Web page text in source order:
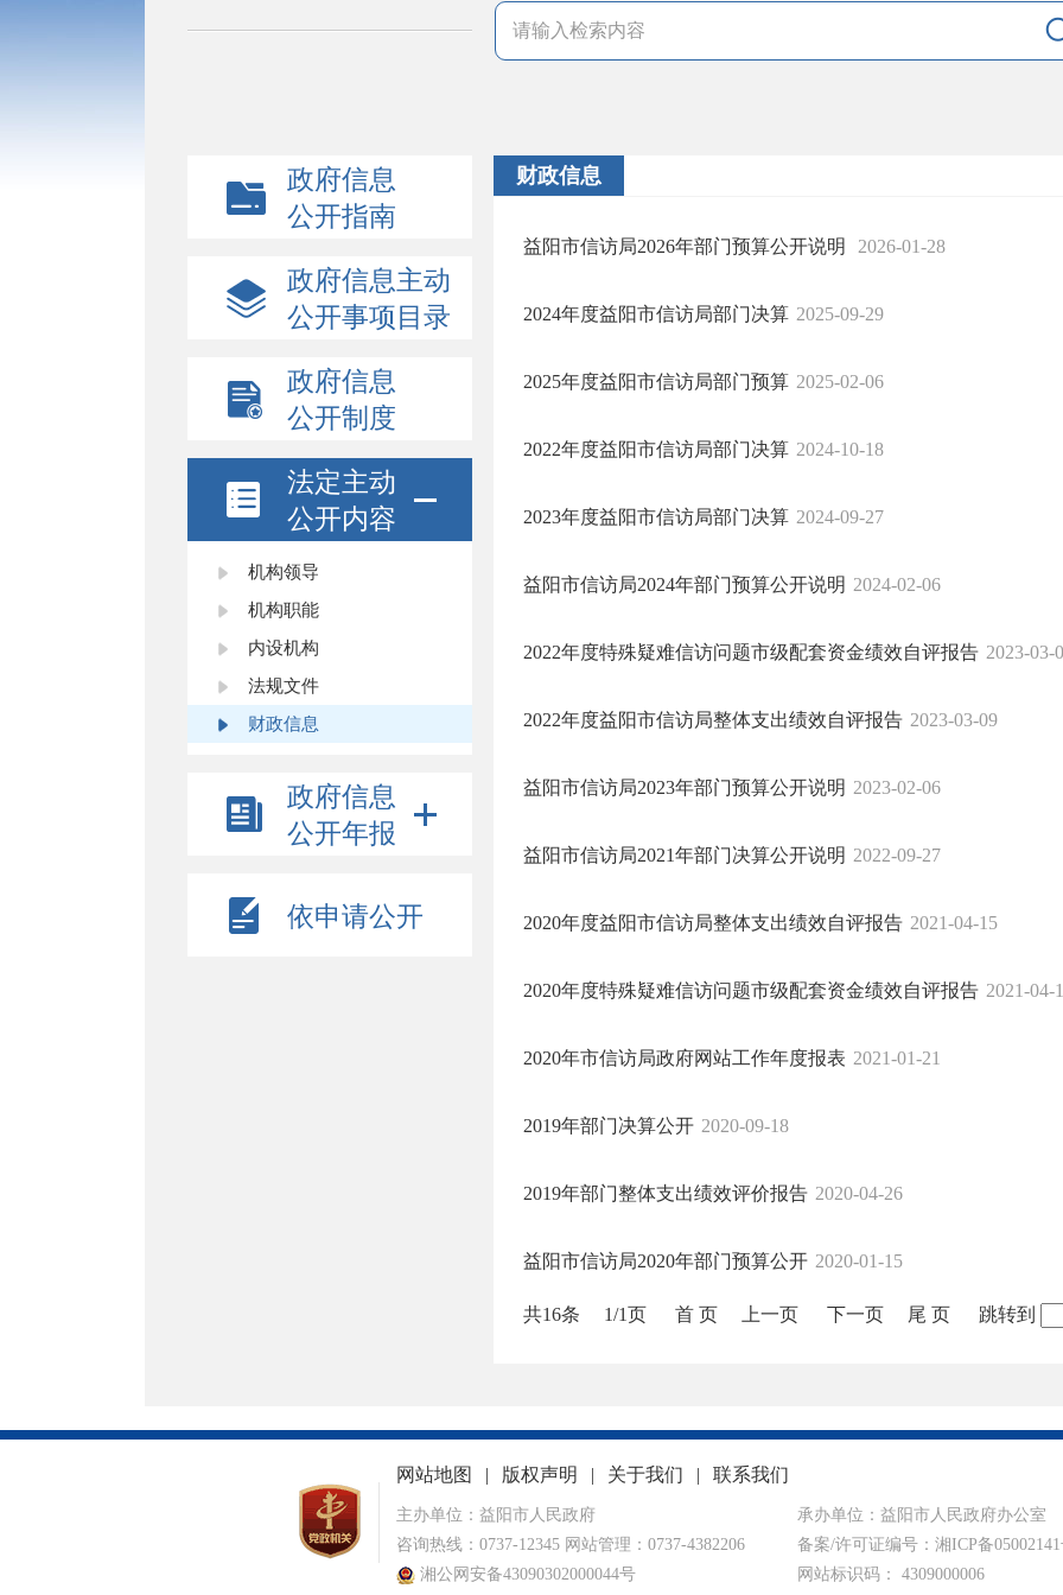
政府信息
公开指南
政府信息主动
公开事项目录
政府信息
公开制度
法定主动
公开内容
机构领导
机构职能
内设机构
法规文件
财政信息
政府信息
公开年报
依申请公开
财政信息
益阳市信访局2026年部门预算公开说明 2026-01-28
2024年度益阳市信访局部门决算 2025-09-29
2025年度益阳市信访局部门预算 2025-02-06
2022年度益阳市信访局部门决算 2024-10-18
2023年度益阳市信访局部门决算 2024-09-27
益阳市信访局2024年部门预算公开说明 2024-02-06
2022年度特殊疑难信访问题市级配套资金绩效自评报告 2023-03-
2022年度益阳市信访局整体支出绩效自评报告 2023-03-09
益阳市信访局2023年部门预算公开说明 2023-02-06
益阳市信访局2021年部门决算公开说明 2022-09-27
2020年度益阳市信访局整体支出绩效自评报告 2021-04-15
2020年度特殊疑难信访问题市级配套资金绩效自评报告 2021-04-
2020年市信访局政府网站工作年度报表 2021-01-21
2019年部门决算公开 2020-09-18
2019年部门整体支出绩效评价报告 2020-04-26
益阳市信访局2020年部门预算公开 2020-01-15
共16条 1/1页 首 页 上一页 下一页 尾 页 跳转到
网站地图 | 版权声明 | 关于我们 | 联系我们
主办单位：益阳市人民政府
咨询热线：0737-12345 网站管理：0737-4382206
湘公网安备43090302000044号
承办单位：益阳市人民政府办公室
备案/许可证编号： 湘ICP备
网站标识码： 4309000006